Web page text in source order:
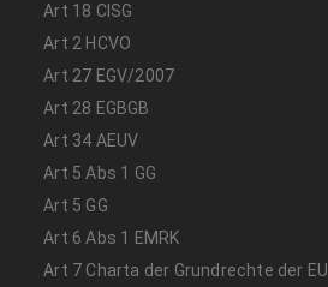
Art 18 CISG
Art 2 HCVO
Art 27 EGV/2007
Art 28 EGBGB
Art 34 AEUV
Art 5 Abs 1 GG
Art 5 GG
Art 6 Abs 1 EMRK
Art 7 Charta der Grundrechte der EU